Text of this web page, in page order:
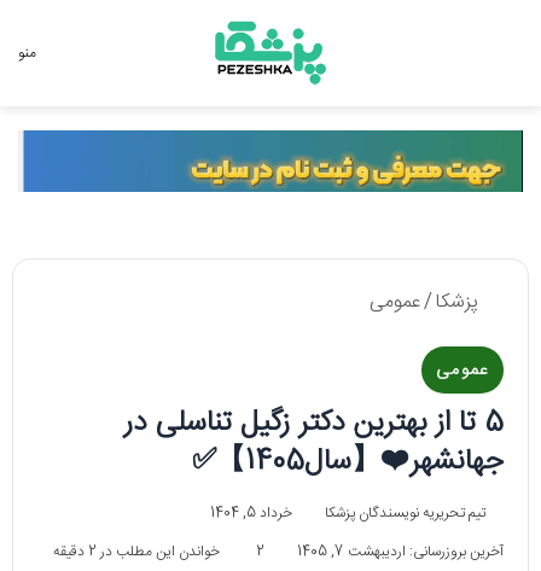
منو
پزشکا/عمومی
عمومی
5 تا از بهترین دکتر زگیل تناسلی در
جهانشهر❤️【سال1405】✅
تیم تحریریه نویسندگان پزشکا
خرداد 5, 1404
آخرین بروزرسانی: اردیبهشت 7, 1405
2 خواندن این مطلب در 2 دقیقه